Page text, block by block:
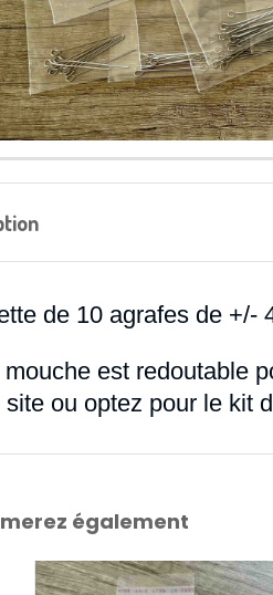
de 10 agrafes de +/-
mouche est redoutable
site ou optez pour le kit
également